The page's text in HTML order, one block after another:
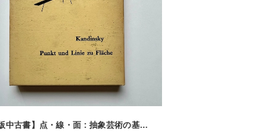
detail
【 絶版中古書】点・線・面 : 抽象芸術の基礎 カンディンスキー 著 西田秀穂 訳 第19版 美術出版社 1972 [3100238]